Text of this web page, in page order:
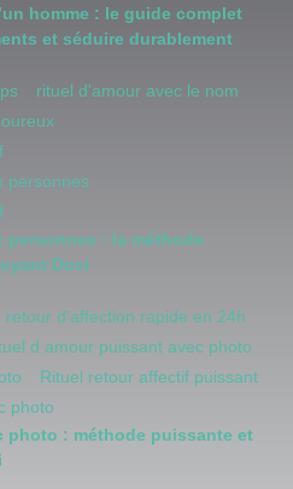
homme : le guide complet
et séduire durablement
rituel d'amour avec le nom
personnes
personnes : la méthode
Dovi
retour d'affection rapide en 24h
d amour puissant avec photo
Rituel retour affectif puissant
photo
photo : méthode puissante et